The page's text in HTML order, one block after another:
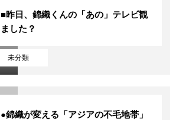
未分類
■昨日、錦織くんの「あの」テレビ観
ました？
●錦織が変える「アジアの不毛地帯」